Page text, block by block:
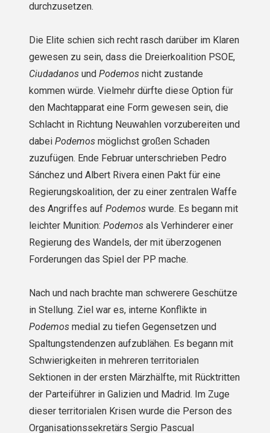
durchzusetzen.
Die Elite schien sich recht rasch darüber im Klaren
gewesen zu sein, dass die Dreierkoalition PSOE,
Ciudadanosund Podemosnicht zustande
kommen würde. Vielmehr dürfte diese Option für
den Machtapparat eine Form gewesen sein, die
Schlacht in Richtung Neuwahlen vorzubereiten und
dabei Podemosmöglichst großen Schaden
zuzufügen. Ende Februar unterschrieben Pedro
Sánchez und Albert Rivera einen Pakt für eine
Regierungskoalition, der zu einer zentralen Waffe
des Angriffes auf Podemoswurde. Es begann mit
leichter Munition: Podemosals Verhinderer einer
Regierung des Wandels, der mit überzogenen
Forderungen das Spiel der PP mache.
Nach und nach brachte man schwerere Geschütze
in Stellung. Ziel war es, interne Konflikte in
Podemosmedial zu tiefen Gegensetzen und
Spaltungstendenzen aufzublähen. Es begann mit
Schwierigkeiten in mehreren territorialen
Sektionen in der ersten Märzhälfte, mit Rücktritten
der Parteiführer in Galizien und Madrid. Im Zuge
dieser territorialen Krisen wurde die Person des
Organisationssekretärs Sergio Pascual